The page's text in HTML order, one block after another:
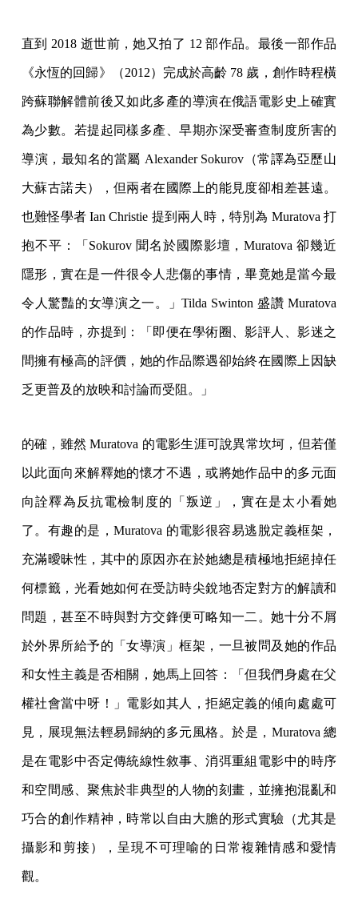
直到 2018 逝世前，她又拍了 12 部作品。最後一部作品
《永恆的回歸》（2012）完成於高齡 78 歲，創作時程橫
跨蘇聯解體前後又如此多產的導演在俄語電影史上確實
為少數。若提起同樣多產、早期亦深受審查制度所害的
導演，最知名的當屬 Alexander Sokurov（常譯為亞歷山
大蘇古諾夫），但兩者在國際上的能見度卻相差甚遠。
也難怪學者 Ian Christie 提到兩人時，特別為 Muratova 打
抱不平：「Sokurov 聞名於國際影壇，Muratova 卻幾近
隱形，實在是一件很令人悲傷的事情，畢竟她是當今最
令人驚豔的女導演之一。」Tilda Swinton 盛讚 Muratova
的作品時，亦提到：「即便在學術圈、影評人、影迷之
間擁有極高的評價，她的作品際遇卻始終在國際上因缺
乏更普及的放映和討論而受阻。」
的確，雖然 Muratova 的電影生涯可說異常坎坷，但若僅
以此面向來解釋她的懷才不遇，或將她作品中的多元面
向詮釋為反抗電檢制度的「叛逆」，實在是太小看她
了。有趣的是，Muratova 的電影很容易逃脫定義框架，
充滿曖昧性，其中的原因亦在於她總是積極地拒絕掉任
何標籤，光看她如何在受訪時尖銳地否定對方的解讀和
問題，甚至不時與對方交鋒便可略知一二。她十分不屑
於外界所給予的「女導演」框架，一旦被問及她的作品
和女性主義是否相關，她馬上回答：「但我們身處在父
權社會當中呀！」電影如其人，拒絕定義的傾向處處可
見，展現無法輕易歸納的多元風格。於是，Muratova 總
是在電影中否定傳統線性敘事、消弭重組電影中的時序
和空間感、聚焦於非典型的人物的刻畫，並擁抱混亂和
巧合的創作精神，時常以自由大膽的形式實驗（尤其是
攝影和剪接），呈現不可理喻的日常複雜情感和愛情
觀。